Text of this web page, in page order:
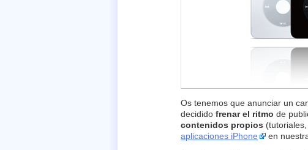
Os tenemos que anunciar un
decidido frenar el ritmo de
contenidos propios
aplicaciones iPhone
en